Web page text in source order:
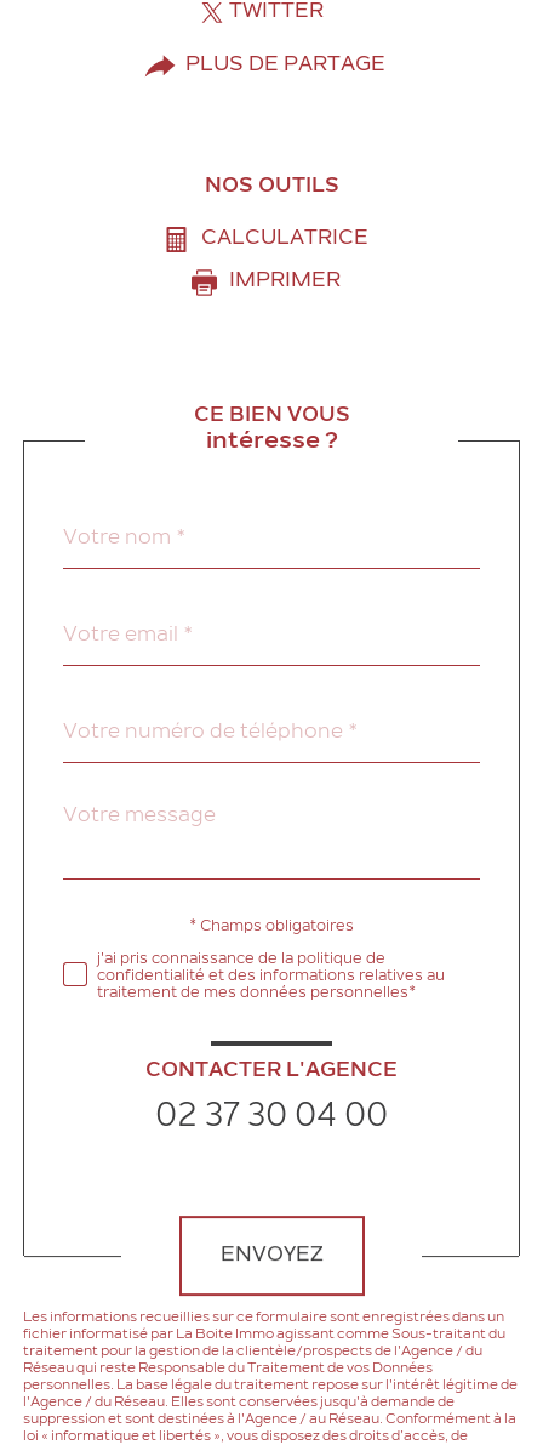
TWITTER
PLUS DE PARTAGE
NOS OUTILS
CALCULATRICE
IMPRIMER
CE BIEN VOUS
intéresse ?
*
*
*
Fieldset
Message
Validation* Champs obligatoires
j'ai pris connaissance de la politique de
confidentialité et des informations relatives au
traitement de mes données personnelles*
CONTACTER L'AGENCE
02 37 30 04 00
ENVOYEZ
Les informations recueillies sur ce formulaire sont enregistrées dans un
fichier informatisé par La Boite Immo agissant comme Sous-traitant du
traitement pour la gestion de la clientèle/prospects de l'Agence / du
Réseau qui reste Responsable du Traitement de vos Données
personnelles. La base légale du traitement repose sur l'intérêt légitime de
l'Agence / du Réseau. Elles sont conservées jusqu'à demande de
suppression et sont destinées à l'Agence / au Réseau. Conformément à la
loi « informatique et libertés », vous disposez des droits d’accès, de